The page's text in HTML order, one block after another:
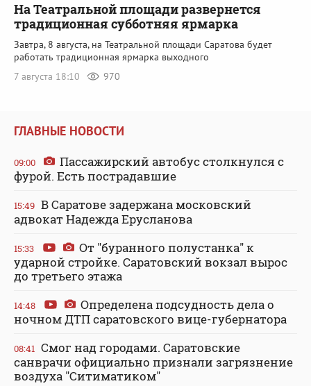
На Театральной площади развернется
традиционная субботняя ярмарка
Завтра, 8 августа, на Театральной площади Саратова будет
работать традиционная ярмарка выходного
7 августа 18:10
970
ГЛАВНЫЕ НОВОСТИ
09:00
Пассажирский автобус столкнулся с
фурой. Есть пострадавшие
15:49 В Саратове задержана московский
адвокат Надежда Ерусланова
15:33
От "буранного полустанка" к
ударной стройке. Саратовский вокзал вырос
до третьего этажа
14:48
Определена подсудность дела о
ночном ДТП саратовского вице-губернатора
08:41 Смог над городами. Саратовские
санврачи официально признали загрязнение
воздуха "Ситиматиком"